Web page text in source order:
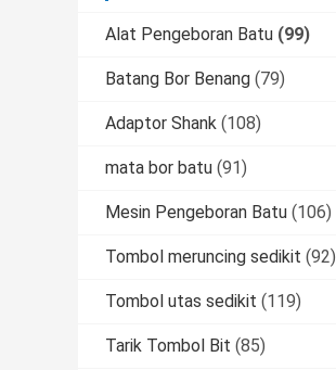
Alat Pengeboran Batu (99)
Batang Bor Benang (79)
Adaptor Shank (108)
mata bor batu (91)
Mesin Pengeboran Batu (106)
Tombol meruncing sedikit (92)
Tombol utas sedikit (119)
Tarik Tombol Bit (85)